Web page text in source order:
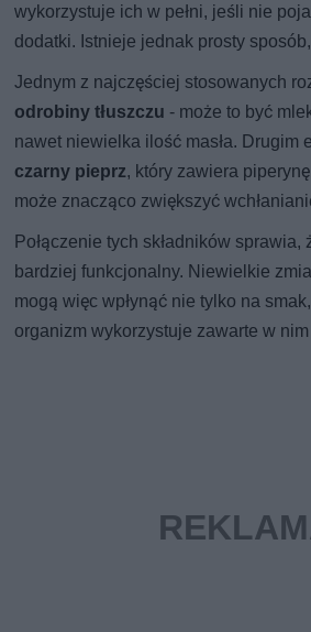
wykorzystuje ich w pełni, jeśli nie
dodatki. Istnieje jednak prosty
Jednym z najczęściej stosowanych
odrobiny tłuszczu - może to być
nawet niewielka ilość masła. Drugim
czarny pieprz, który zawiera
może znacząco zwiększyć
Połączenie tych składników sprawia,
bardziej funkcjonalny. Niewielkie
mogą więc wpłynąć nie tylko na
organizm wykorzystuje zawarte w